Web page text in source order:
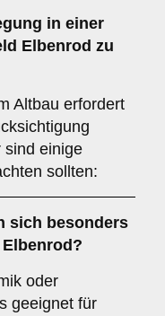
in einer
Elbenrod zu
Altbau erfordert
sind einige
sollten:
sich besonders
oder
geeignet für